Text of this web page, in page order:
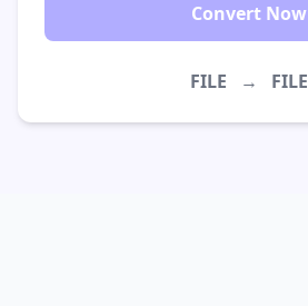
Convert Now
FILE → FILE